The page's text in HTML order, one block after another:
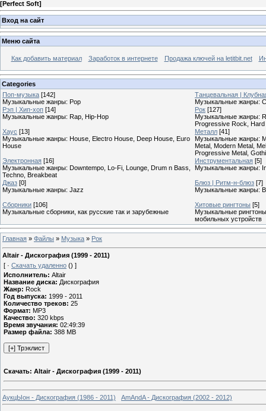
[Perfect Soft]
Вход на сайт
Меню сайта
Как добавить материал Заработок в интернете Продажа ключей на letitbit.net
Categories
Поп-музыка [142]
Музыкальные жанры: Pop
Танцевальная |
Музыкальные жанры:
Рэп | Хип-хоп [14]
Музыкальные жанры: Rap, Hip-Hop
Рок [127]
Музыкальные жанры:
Progressive Rock,
Хаус [13]
Музыкальные жанры: House, Electro House, Deep House, Euro
House
Металл [41]
Музыкальные жанры:
Metal, Modern Metal,
Progressive Metal,
Электронная [16]
Музыкальные жанры: Downtempo, Lo-Fi, Lounge, Drum n Bass,
Techno, Breakbeat
Инструментальная [5]
Музыкальные жанры:
Джаз [0]
Музыкальные жанры: Jazz
Блюз | Ритм-н-блюз [7]
Музыкальные жанры:
Сборники [106]
Музыкальные сборники, как русские так и зарубежные
Хитовые рингтоны [5]
Музыкальные
мобильных устройств
Главная » Файлы » Музыка » Рок
Altair - Дискография (1999 - 2011)
[ · Скачать удаленно () ]
Исполнитель: Altair
Название диска: Дискография
Жанр: Rock
Год выпуска: 1999 - 2011
Количество треков: 25
Формат: MP3
Качество: 320 kbps
Время звучания: 02:49:39
Размер файла: 388 MB
Скачать: Altair - Дискография (1999 - 2011)
АукцЫон - Дискография (1986 - 2011) AmAndA - Дискография (2002 - 2012)